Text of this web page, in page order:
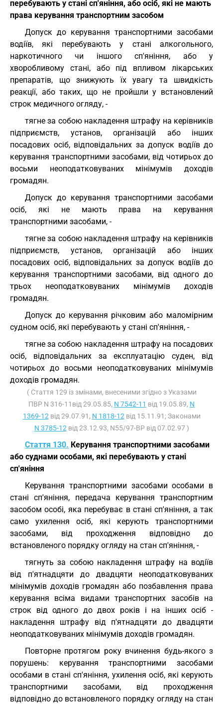
перебувають у стані сп'яніння, або осіб, які не мають
права керування транспортним засобом
Допуск до керування транспортними засобами
водіїв, які перебувають у стані алкогольного,
наркотичного чи іншого сп'яніння, або у
хворобливому стані, або під впливом лікарських
препаратів, що знижують їх увагу та швидкість
реакції, або таких, що не пройшли у встановлений
строк медичного огляду, -
тягне за собою накладення штрафу на керівників
підприємств, установ, організацій або інших
посадових осіб, відповідальних за допуск водіїв до
керування транспортними засобами, від чотирьох до
восьми неоподатковуваних мінімумів доходів
громадян.
Допуск до керування транспортними засобами
осіб, які не мають права на керування
транспортними засобами, -
тягне за собою накладення штрафу на керівників
підприємств, установ, організацій або інших
посадових осіб, відповідальних за допуск водіїв до
керування транспортними засобами, від одного до
трьох неоподатковуваних мінімумів доходів
громадян.
Допуск до керування річковим або маломірним
судном осіб, які перебувають у стані сп'яніння, -
тягне за собою накладення штрафу на посадових
осіб, відповідальних за експлуатацію суден, від
чотирьох до восьми неоподатковуваних мінімумів
доходів громадян.
( Стаття 129 із змінами, внесеними згідно з Указами
ПВР N 316-11від 29.05.85, N 7542-11 від 19.05.89, N
1369-12 від 29.07.91, N 1818-12 від 15.11.91; Законами
N 3785-12 від 23.12.93, N55/97-ВР від 07.02.97 )
Стаття 130. Керування транспортними засобами
або суднами особами, які перебувають у стані
сп'яніння
Керування транспортними засобами особами в
стані сп'яніння, передача керування транспортним
засобом особі, яка перебуває в стані сп'яніння, а так
само ухилення осіб, які керують транспортними
засобами, від проходження відповідно до
встановленого порядку огляду на стан сп'яніння, -
тягнуть за собою накладення штрафу на водіїв
від п'ятнадцяти до двадцяти неоподатковуваних
мінімумів доходів громадян або позбавлення права
керування всіма видами транспортних засобів на
строк від одного до двох років і на інших осіб -
накладення штрафу від п'ятнадцяти до двадцяти
неоподатковуваних мінімумів доходів громадян.
Повторне протягом року вчинення будь-якого з
порушень: керування транспортними засобами
особами в стані сп'яніння, ухилення осіб, які керують
транспортними засобами, від проходження
відповідно до встановленого порядку огляду на стан